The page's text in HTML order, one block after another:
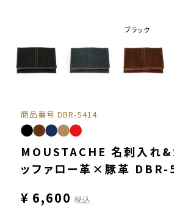
ブラック
商品番号 DBR-5414
MOUSTACHE 名刺入れ&
ッファロー革×豚革
¥ 6,600 税込